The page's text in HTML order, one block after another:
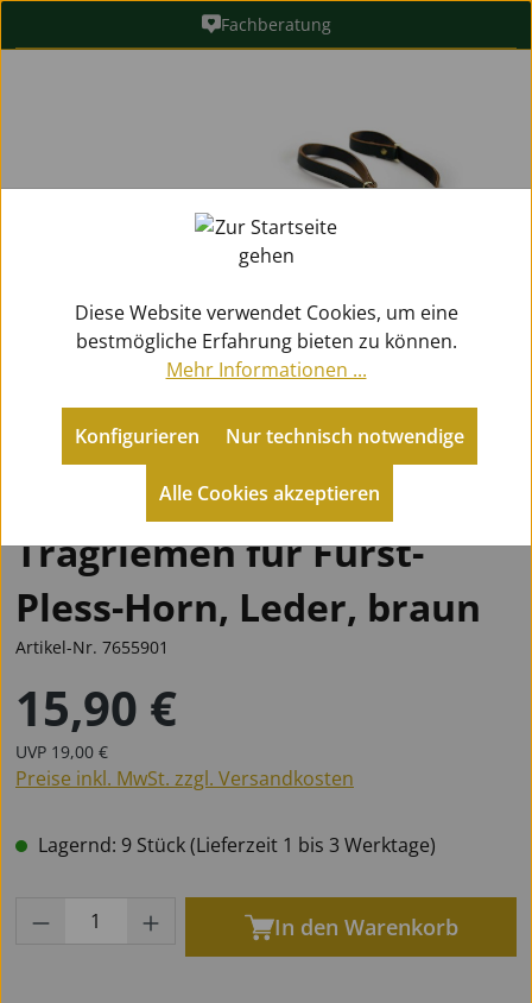
Zum Hauptinhalt springenFachberatung
Metallblasinstrumente
Tragegurte
Tragriemen für Fürst-
Pless-Horn, Leder, braun
Artikel-Nr. 7655901
Regulärer Preis:
15,90 €
UVP Regulärer Preis:
19,00 €
Preise inkl. MwSt. zzgl. Versandkosten
Lagernd: 9 Stück (Lieferzeit 1 bis 3 Werktage)
Produkt Anzahl: Gib den gewünschten
In den Warenkorb
Diese Website verwendet Cookies, um eine
bestmögliche Erfahrung bieten zu können.
Mehr Informationen ...
Konfigurieren
Alle Cookies akzeptieren
Nur technisch notwendige